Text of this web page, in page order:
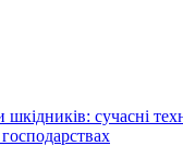
шкідників: сучасні